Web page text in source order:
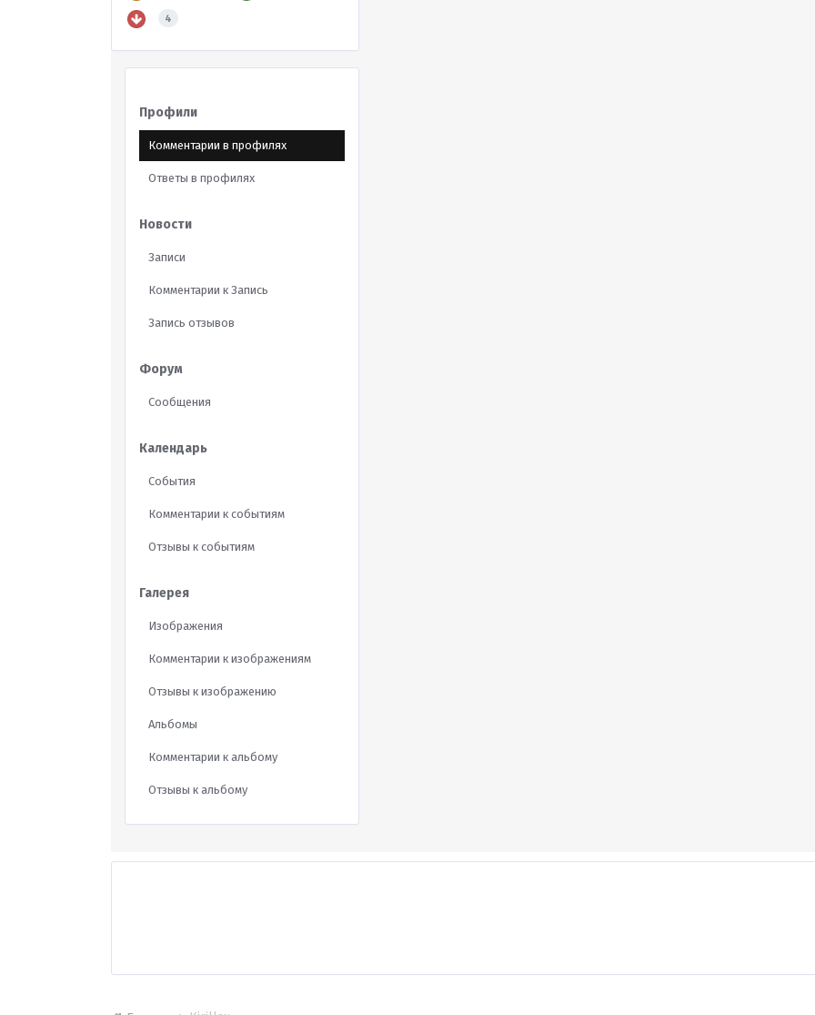
4
Профили
Комментарии в профилях
Ответы в профилях
Новости
Записи
Комментарии к Запись
Запись отзывов
Форум
Сообщения
Календарь
События
Комментарии к событиям
Отзывы к событиям
Галерея
Изображения
Комментарии к изображениям
Отзывы к изображению
Альбомы
Комментарии к альбому
Отзывы к альбому